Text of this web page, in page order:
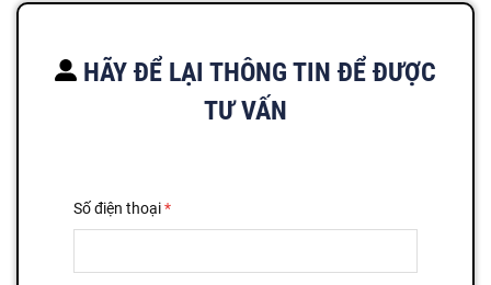
HÃY ĐỂ LẠI THÔNG TIN ĐỂ ĐƯỢC
TƯ VẤN